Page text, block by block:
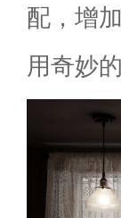
配，增
用奇妙